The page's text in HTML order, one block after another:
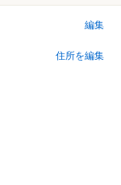
編集
住所を編集